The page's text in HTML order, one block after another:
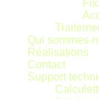
Qui sommes-
Réalisations
Contact
Support